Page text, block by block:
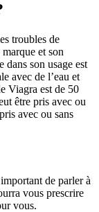
troubles de
et son
dans son usage est
avec de l’eau et
Viagra est de 50
être pris avec ou
avec ou sans
de parler à
vous prescrire
vous.